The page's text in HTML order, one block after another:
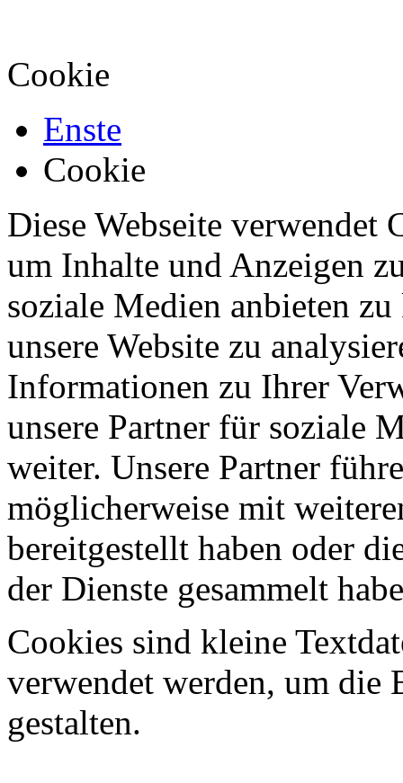
Cookie
Enste
Cookie
Diese Webseite verwendet
um Inhalte und Anzeigen
soziale Medien anbieten
unsere Website zu
Informationen zu Ihrer
unsere Partner für soziale
weiter. Unsere Partner
möglicherweise mit
bereitgestellt haben oder
der Dienste gesammelt
Cookies sind kleine
verwendet werden, um die
gestalten.